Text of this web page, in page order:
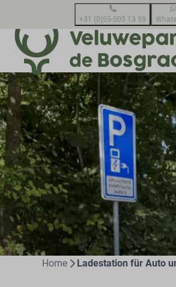
+31 (0)55-505 13 59
Home Ladestation für Auto